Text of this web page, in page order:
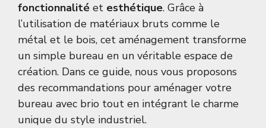
fonctionnalité et esthétique. Grâce à
l’utilisation de matériaux bruts comme le
métal et le bois, cet aménagement transforme
un simple bureau en un véritable espace de
création. Dans ce guide, nous vous proposons
des recommandations pour aménager votre
bureau avec brio tout en intégrant le charme
unique du style industriel.